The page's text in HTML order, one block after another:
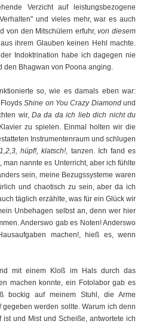
Verzicht auf leistungsbezogene
und vieles mehr, war es auch
von den Mitschülern erfuhr,von diesem
ihrem Glauben keinen Hehl machte.
Indoktrination habe ich dagegen nie
den Bhagwan von Poona anging.
so, wie es damals eben war:
FloydsShine on You Crazy Diamondund
wir, Da da da ich lieb dich nicht du
zu spielen. Einmal holten wir die
Instrumentenraum und schlugen
hüpf!, klatsch!, tanzen. Ich fand es
nannte es Unterricht, aber ich fühlte
sein, meine Bezugssysteme waren
und chaotisch zu sein, aber da ich
täglich erzählte, was für ein Glück wir
Unbehagen selbst an, denn wer hier
Anderswo gab es Noten! Anderswo
machen!, hieß es, wenn
mit einem Kloß im Hals durch das
machen konnte, ein Fotolabor gab es
bockig auf meinem Stuhl, die Arme
gegeben werden sollte. Warum ich denn
und Mist und Scheiße, antwortete ich